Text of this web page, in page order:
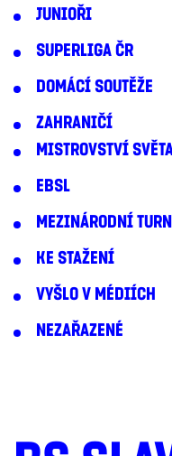
JUNIOŘI
SUPERLIGA ČR
DOMÁCÍ SOUTĚŽE
ZAHRANIČÍ
MISTROVSTVÍ
EBSL
MEZINÁRODNÍ
KE STAŽENÍ
VYŠLO V MÉDIÍCH
NEZAŘAZENÉ